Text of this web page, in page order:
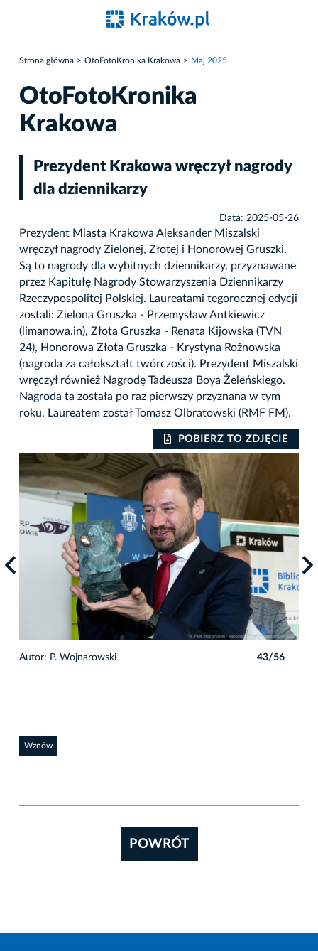
Strona główna OtoFotoKronika Krakowa Maj 2025
OtoFotoKronika
Krakowa
Prezydent Krakowa wręczył nagrody
dla dziennikarzy
Data: 2025-05-26
Prezydent Miasta Krakowa Aleksander Miszalski
wręczył nagrody Zielonej, Złotej i Honorowej Gruszki.
Są to nagrody dla wybitnych dziennikarzy, przyznawane
przez Kapitułę Nagrody Stowarzyszenia Dziennikarzy
Rzeczypospolitej Polskiej. Laureatami tegorocznej edycji
zostali: Zielona Gruszka - Przemysław Antkiewicz
(limanowa.in), Złota Gruszka - Renata Kijowska (TVN
24), Honorowa Złota Gruszka - Krystyna Rożnowska
(nagroda za całokształt twórczości). Prezydent Miszalski
wręczył również Nagrodę Tadeusza Boya Żeleńskiego.
Nagroda ta została po raz pierwszy przyznana w tym
roku. Laureatem został Tomasz Olbratowski (RMF FM).
POBIERZ TO ZDJĘCIE
Autor: P. Wojnarowski 43/56
Wznów
POWRÓT